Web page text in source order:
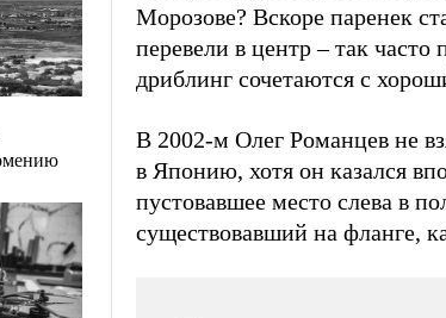
Морозове? Вскоре паренек
перевели в центр – так часто
дриблинг сочетаются с
В 2002-м Олег Романцев не
в Японию, хотя он казался
пустовавшее место слева в
существовавший на фланге,